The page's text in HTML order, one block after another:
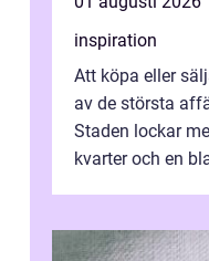
inspiration
Att köpa eller
av de största
Staden lockar
kvarter och en